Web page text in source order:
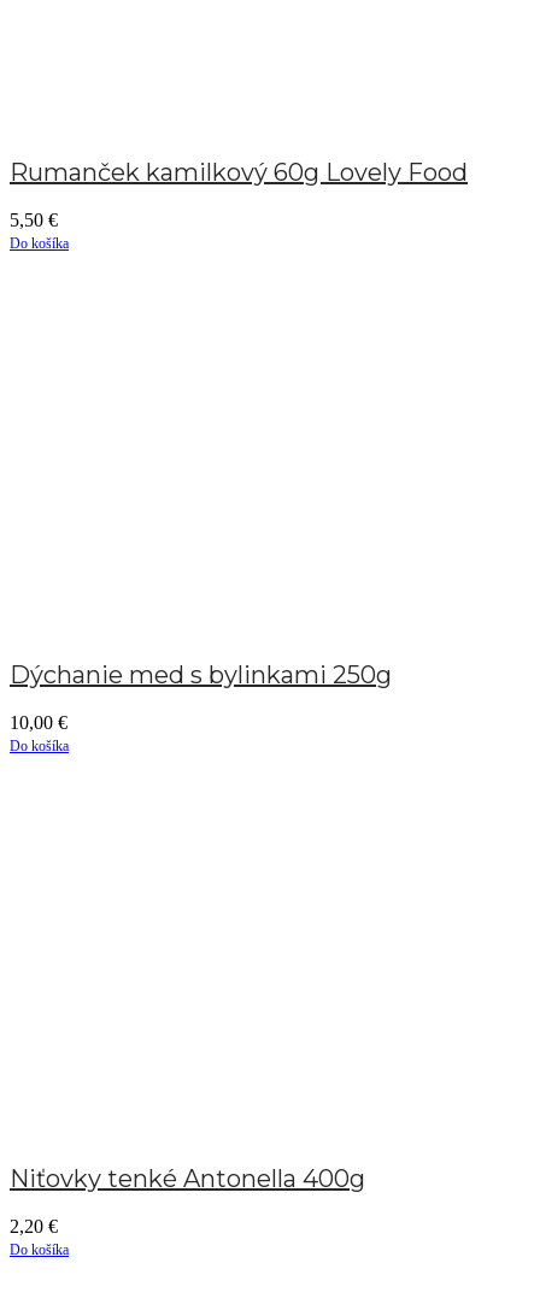
Rumanček kamilkový 60g Lovely Food
5,50 €
Do košíka
Dýchanie med s bylinkami 250g
10,00 €
Do košíka
Niťovky tenké Antonella 400g
2,20 €
Do košíka